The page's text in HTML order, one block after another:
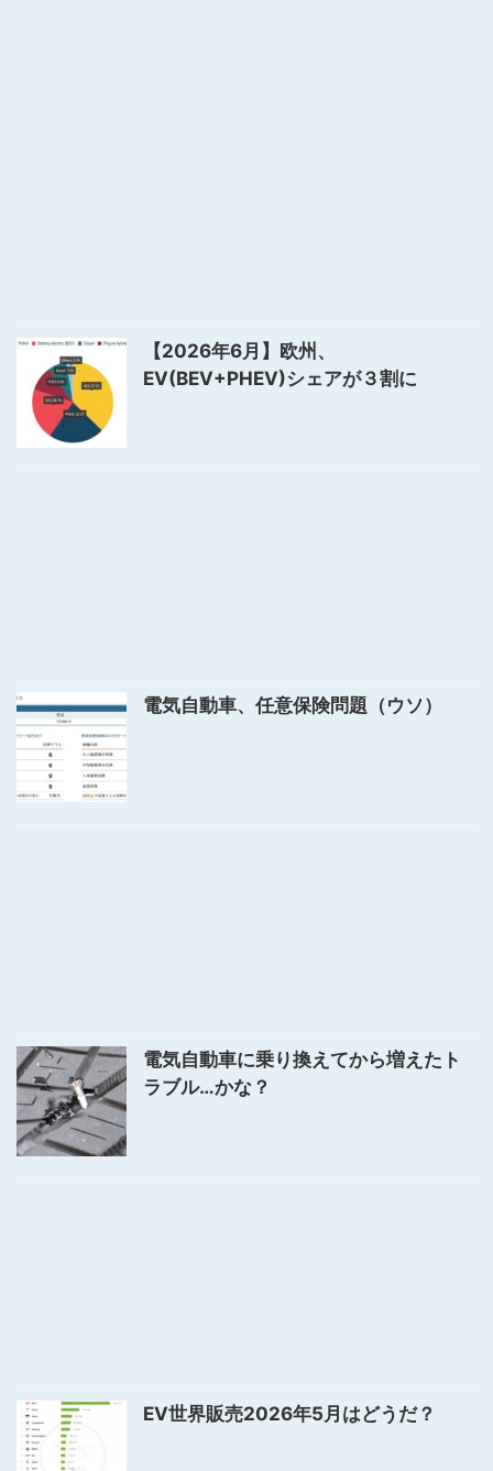
【2026年6月】欧州、
EV(BEV+PHEV)シェアが３割に
電気自動車、任意保険問題（ウソ）
電気自動車に乗り換えてから増えたト
ラブル…かな？
EV世界販売2026年5月はどうだ？